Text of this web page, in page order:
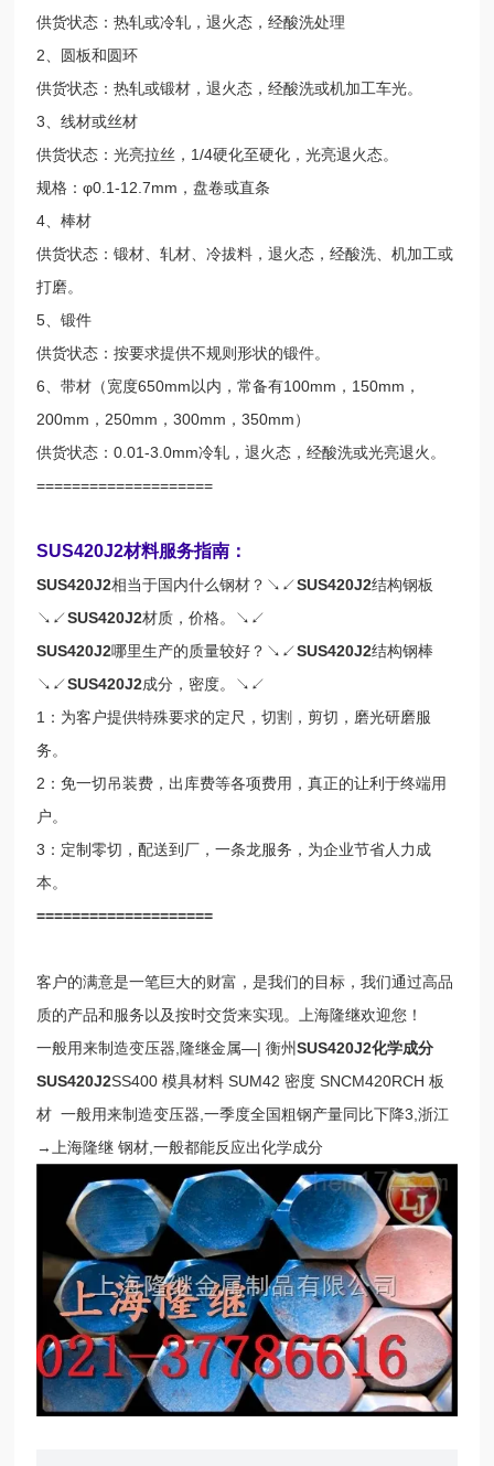
供货状态：热轧或冷轧，退火态，经酸洗处理
2、圆板和圆环
供货状态：热轧或锻材，退火态，经酸洗或机加工车光。
3、线材或丝材
供货状态：光亮拉丝，1/4硬化至硬化，光亮退火态。
规格：φ0.1-12.7mm，盘卷或直条
4、棒材
供货状态：锻材、轧材、冷拔料，退火态，经酸洗、机加工或
打磨。
5、锻件
供货状态：按要求提供不规则形状的锻件。
6、带材（宽度650mm以内，常备有100mm，150mm，
200mm，250mm，300mm，350mm）
供货状态：0.01-3.0mm冷轧，退火态，经酸洗或光亮退火。
====================
SUS420J2材料服务指南：
SUS420J2相当于国内什么钢材？↘↙SUS420J2结构钢板
↘↙SUS420J2材质，价格。↘↙
SUS420J2哪里生产的质量较好？↘↙SUS420J2结构钢棒
↘↙SUS420J2成分，密度。↘↙
1：为客户提供特殊要求的定尺，切割，剪切，磨光研磨服
务。
2：免一切吊装费，出库费等各项费用，真正的让利于终端用
户。
3：定制零切，配送到厂，一条龙服务，为企业节省人力成
本。
====================
客户的满意是一笔巨大的财富，是我们的目标，我们通过高品
质的产品和服务以及按时交货来实现。上海隆继欢迎您！
一般用来制造变压器,隆继金属—| 衡州SUS420J2化学成分
SUS420J2SS400 模具材料 SUM42 密度 SNCM420RCH 板
材 一般用来制造变压器,一季度全国粗钢产量同比下降3,浙江
→上海隆继 钢材,一般都能反应出化学成分